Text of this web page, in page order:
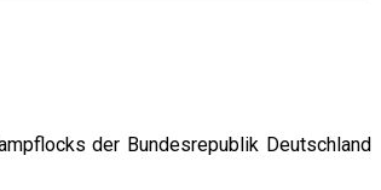
der Bundesrepublik Deutschland